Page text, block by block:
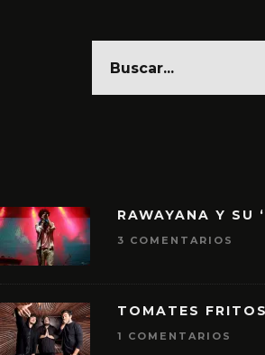
RAWAYANA Y SU
3 COMENTARIOS
TOMATES
1 COMENTARIOS